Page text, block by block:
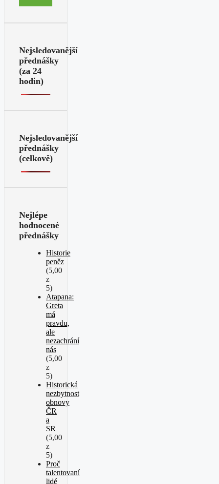
Nejsledovanější
přednášky
(za 24
hodin)
Nejsledovanější
přednášky
(celkově)
Nejlépe
hodnocené
přednášky
Historie
peněz
(5,00
z
5)
Atapana:
Greta
má
pravdu,
ale
nezachrání
nás
(5,00
z
5)
Historická
nezbytnost
obnovy
ČR
a
SR
(5,00
z
5)
Proč
talentovaní
lidé